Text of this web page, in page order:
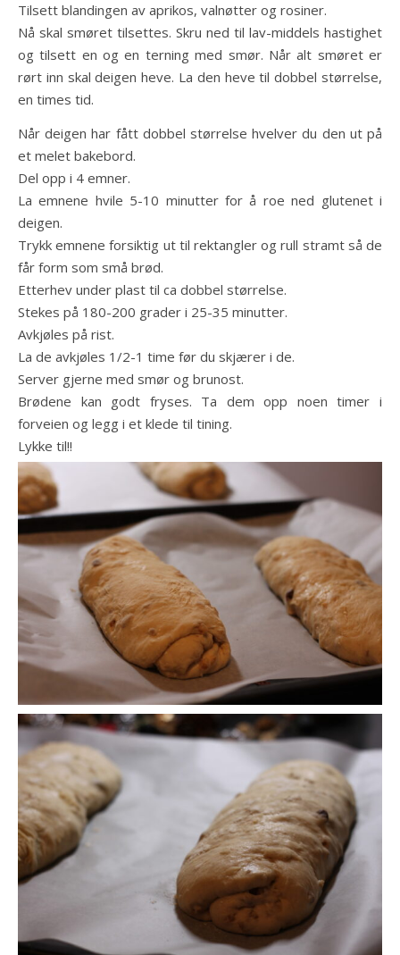
Tilsett blandingen av aprikos, valnøtter og rosiner.
Nå skal smøret tilsettes. Skru ned til lav-middels hastighet
og tilsett en og en terning med smør. Når alt smøret er
rørt inn skal deigen heve. La den heve til dobbel størrelse,
en times tid.
Når deigen har fått dobbel størrelse hvelver du den ut på
et melet bakebord.
Del opp i 4 emner.
La emnene hvile 5-10 minutter for å roe ned glutenet i
deigen.
Trykk emnene forsiktig ut til rektangler og rull stramt så de
får form som små brød.
Etterhev under plast til ca dobbel størrelse.
Stekes på 180-200 grader i 25-35 minutter.
Avkjøles på rist.
La de avkjøles 1/2-1 time før du skjærer i de.
Server gjerne med smør og brunost.
Brødene kan godt fryses. Ta dem opp noen timer i
forveien og legg i et klede til tining.
Lykke til!!